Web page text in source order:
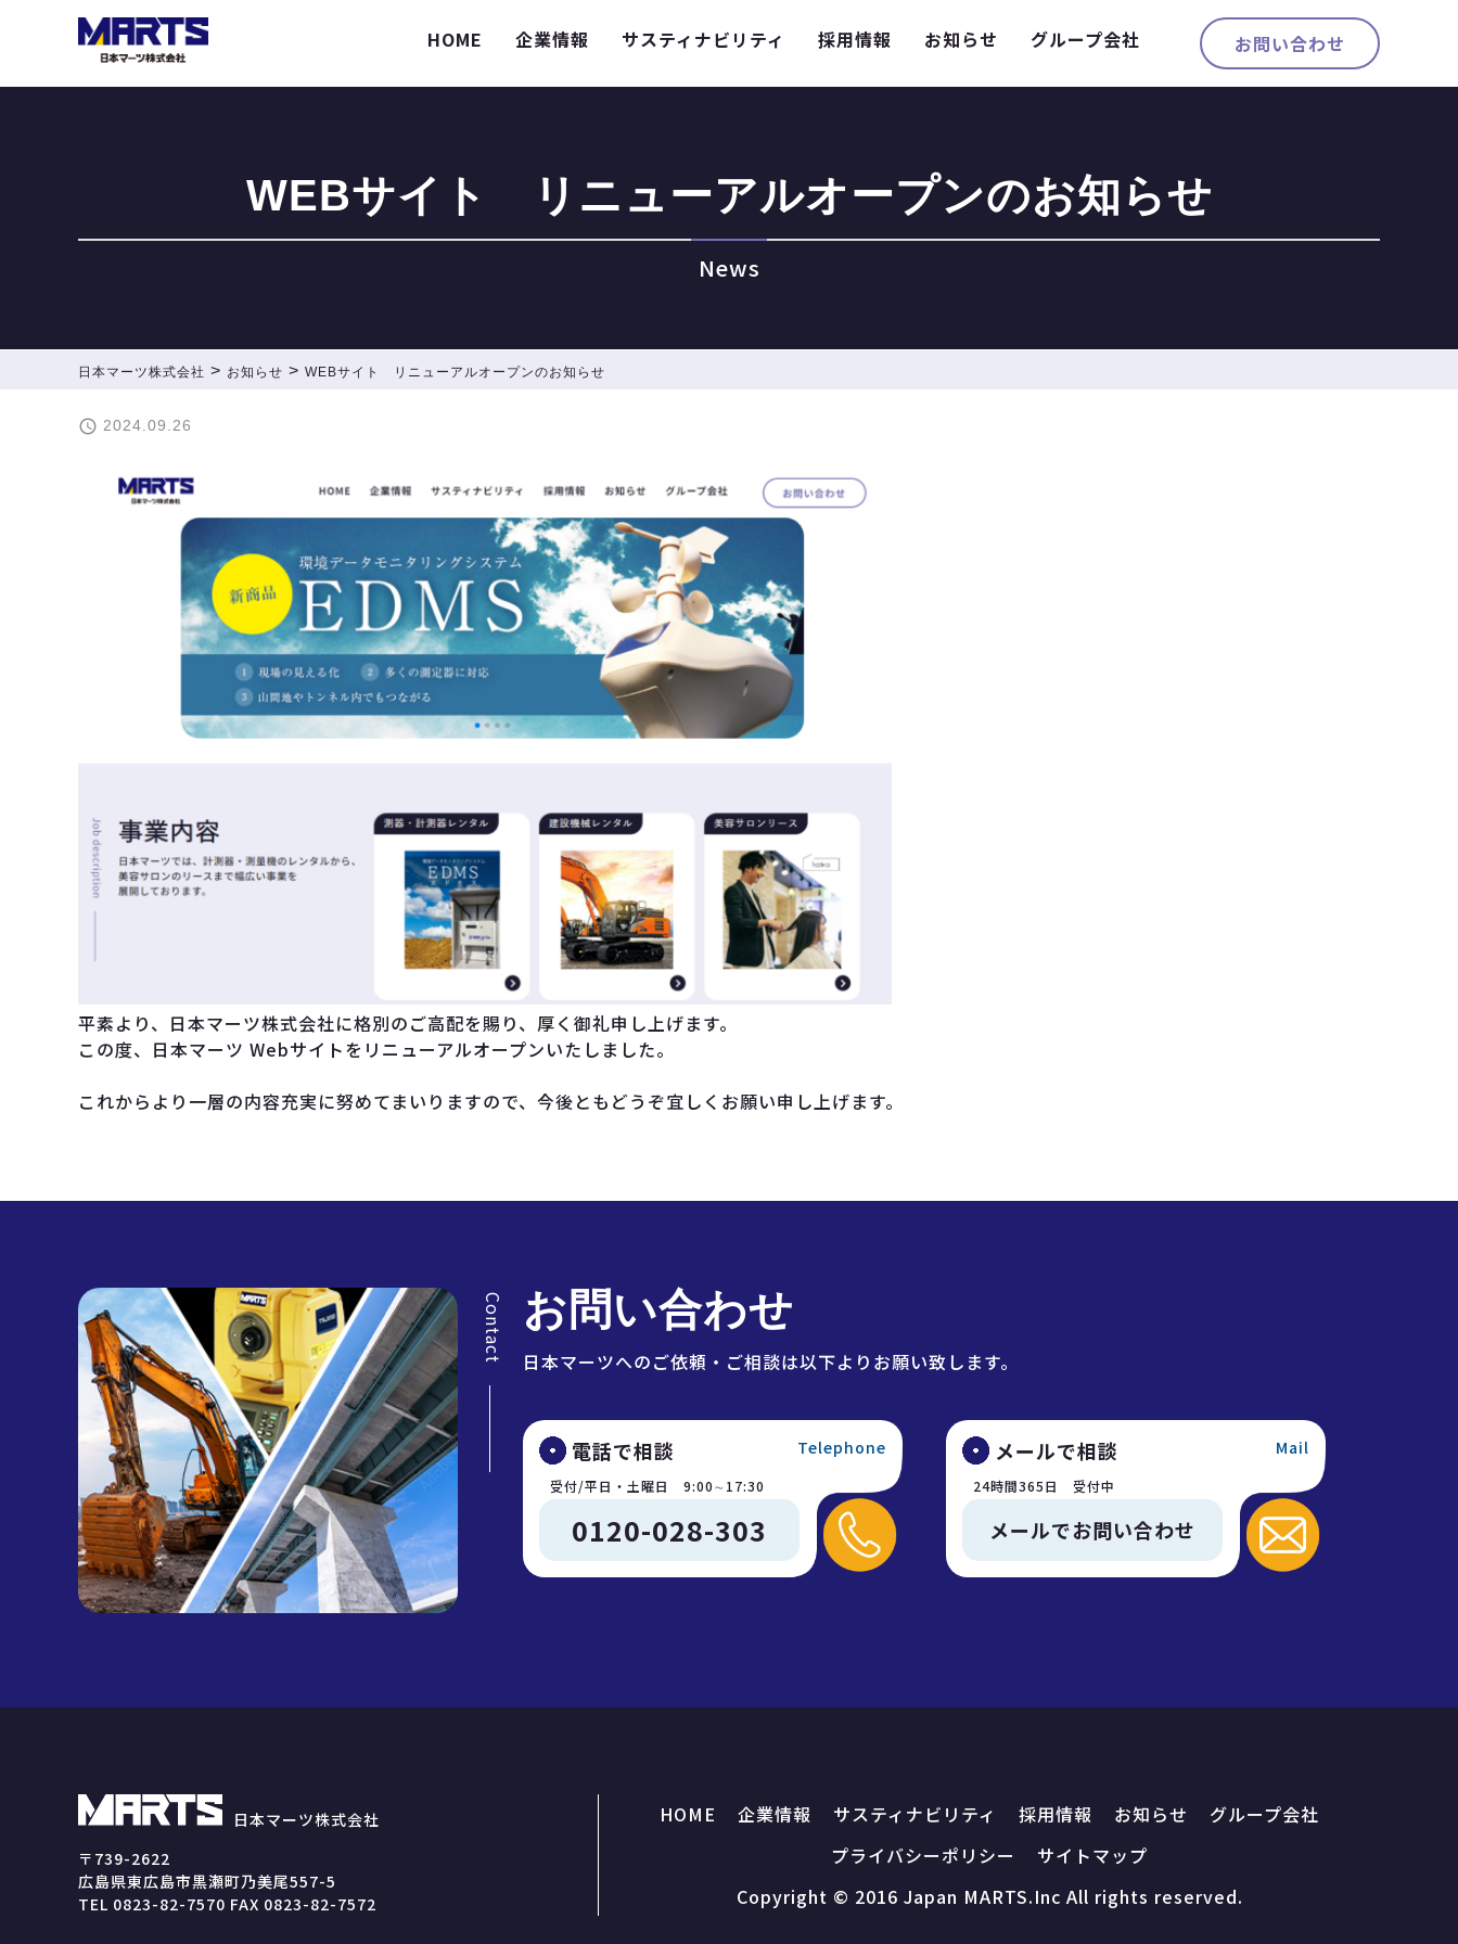
HOME 企業情報 サスティナビリティ 採用情報 お知らせ グループ会社 お問い合わせ
WEBサイト リニューアルオープンのお知らせ
News
日本マーツ株式会社 > お知らせ > WEBサイト リニューアルオープンのお知らせ
 2024.09.26
平素より、日本マーツ株式会社に格別のご高配を賜り、厚く御礼申し上げます。
この度、日本マーツ Webサイトをリニューアルオープンいたしました。
これからより一層の内容充実に努めてまいりますので、今後ともどうぞ宜しくお願い申し上げます。
Contact お問い合わせ
日本マーツへのご依頼・ご相談は以下よりお願い致します。
電話で相談 Telephone
受付/平日・土曜日 9:00∼17:30
0120-028-303
メールで相談 Mail
24時間365日 受付中
メールでお問い合わせ
日本マーツ株式会社
〒739-2622
広島県東広島市黒瀬町乃美尾557-5
TEL 0823-82-7570 FAX 0823-82-7572
HOME 企業情報 サスティナビリティ 採用情報 お知らせ
グループ会社
プライバシーポリシー
サイトマップ
Copyright © 2016 Japan MARTS.Inc All rights reserved.